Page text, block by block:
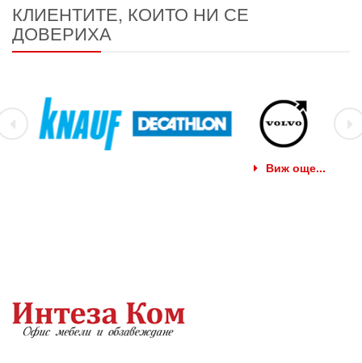
КЛИЕНТИТЕ, КОИТО НИ СЕ
ДОВЕРИХА
Виж още...